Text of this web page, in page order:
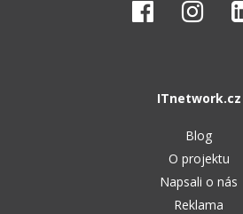
ITnetwork.cz
Blog
O projektu
Napsali o nás
Reklama